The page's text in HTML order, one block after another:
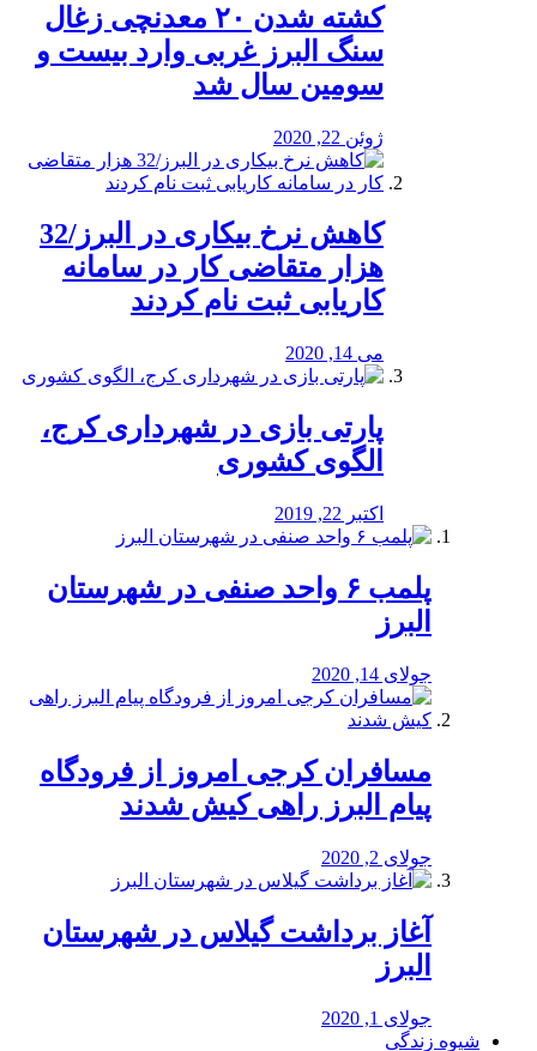
کشته شدن ۲۰ معدنچی زغال
سنگ البرز غربی وارد بیست و
سومین سال شد
ژوئن 22, 2020
کاهش نرخ بیکاری در البرز/32
هزار متقاضی کار در سامانه
کاریابی ثبت نام کردند
می 14, 2020
پارتی بازی در شهرداری کرج،
الگوی کشوری
اکتبر 22, 2019
پلمب ۶ واحد صنفی در شهرستان
البرز
جولای 14, 2020
مسافران کرجی امروز از فرودگاه
پیام البرز راهی کیش شدند
جولای 2, 2020
آغاز برداشت گیلاس در شهرستان
البرز
جولای 1, 2020
شیوه زندگی